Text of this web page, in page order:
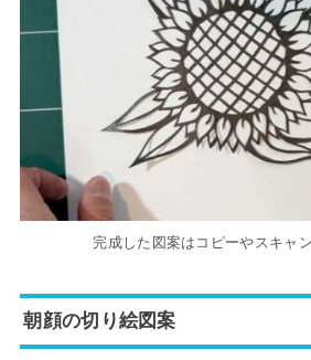
完成した図案はコピーやスキャ
朝顔の切り絵図案